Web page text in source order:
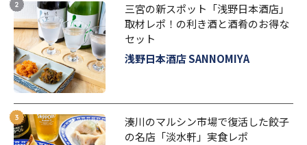
三宮の新スポット「浅野日本酒店」
取材レポ！の利き酒と酒肴のお得な
セット
浅野日本酒店 SANNOMIYA
湊川のマルシン市場で復活した餃子
の名店「淡水軒」実食レポ